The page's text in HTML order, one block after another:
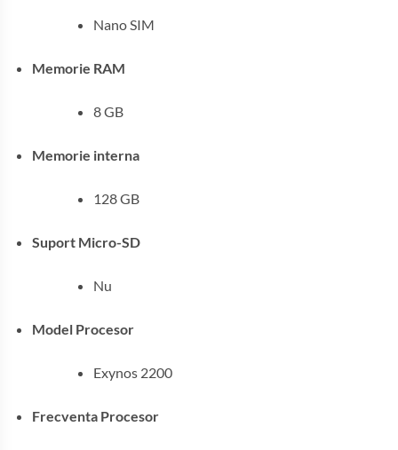
Nano SIM
Memorie RAM
8 GB
Memorie interna
128 GB
Suport Micro-SD
Nu
Model Procesor
Exynos 2200
Frecventa Procesor